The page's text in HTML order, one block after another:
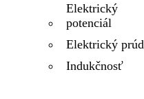
Elektrický
potenciál
Elektrický prúd
Indukčnosť